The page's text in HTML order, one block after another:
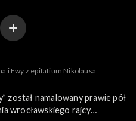
i Ewy z epitafium Nikolausa
został namalowany prawie pół
wrocławskiego rajcy